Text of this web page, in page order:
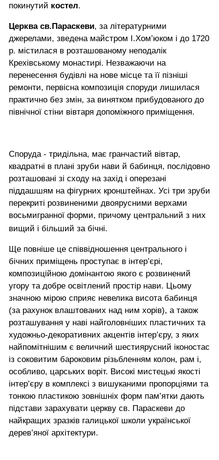
покинутий костел.
Церква св.Параскеви, за літературними
джерелами, зведена майстром І.Хом’юком і до 1720
р. містилася в розташованому неподалік
Крехівському монастирі. Незважаючи на
перенесення будівлі на нове місце та її пізніші
ремонти, первісна композиція споруди лишилася
практично без змін, за винятком прибудованого до
північної стіни вівтаря допоміжного приміщення.
Споруда - тридільна, має гранчастий вівтар,
квадратні в плані зруби нави й бабинця, послідовно
розташовані зі сходу на захід і оперезані
піддашшям на фігурних кронштейнах. Усі три зруби
перекриті розвиненими двоярусними верхами
восьмигранної форми, причому центральний з них
вищий і більший за бічні.
Ще повніше це співвідношення центрального і
бічних приміщень проступає в інтер’єрі,
композиційною домінантою якого є розвинений
угору та добре освітлений простір нави. Цьому
значною мірою сприяє невелика висота бабинця
(за рахунок влаштованих над ним хорів), а також
розташування у наві найголовніших пластичних та
художньо-декоративних акцентів інтер’єру, з яких
найпомітнішим є величний шестиярусний іконостас
із соковитим бароковим різьбленням колон, рам і,
особливо, царських воріт. Високі мистецькі якості
інтер’єру в комплексі з вишуканими пропорціями та
тонкою пластикою зовнішніх форм пам’ятки дають
підстави зарахувати церкву св. Параскеви до
найкращих зразків галицької школи української
дерев’яної архітектури.